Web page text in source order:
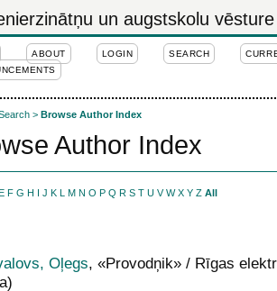
un augstskolu vēsture
ABOUT LOGIN SEARCH
> Browse Author Index
Author Index
F G H I J K L M N O P Q R S T U V W X Y Z All
Oļegs, «Provodņik» / Rīgas